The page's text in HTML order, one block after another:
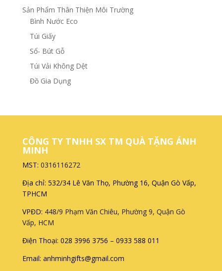
Sản Phẩm Thân Thiện Môi Trường
Bình Nước Eco
Túi Giấy
Sổ- Bút Gỗ
Túi Vải Không Dệt
Đồ Gia Dụng
CÔNG TY TNHH SX TM QUÀ TẶNG ÁNH
MINH
MST: 0316116272
Địa chỉ: 532/34 Lê Văn Thọ, Phường 16, Quận Gò Vấp,
TPHCM
VPĐD: 448/9 Phạm Văn Chiêu, Phường 9, Quận Gò
Vấp, HCM
Điện Thoại: 028 3996 3756 – 0933 588 011
Email: anhminhgifts@gmail.com